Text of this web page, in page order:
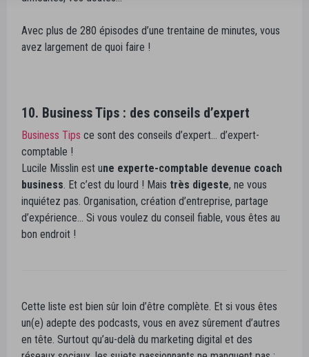
Avec plus de 280 épisodes d’une trentaine de minutes, vous
avez largement de quoi faire !
10. Business Tips : des conseils d’expert
Business Tips ce sont des conseils d’expert… d’expert-
comptable !
Lucile Misslin est une experte-comptable devenue coach
business. Et c’est du lourd ! Mais très digeste, ne vous
inquiétez pas. Organisation, création d’entreprise, partage
d’expérience… Si vous voulez du conseil fiable, vous êtes au
bon endroit !
Cette liste est bien sûr loin d’être complète. Et si vous êtes
un(e) adepte des podcasts, vous en avez sûrement d’autres
en tête. Surtout qu’au-delà du marketing digital et des